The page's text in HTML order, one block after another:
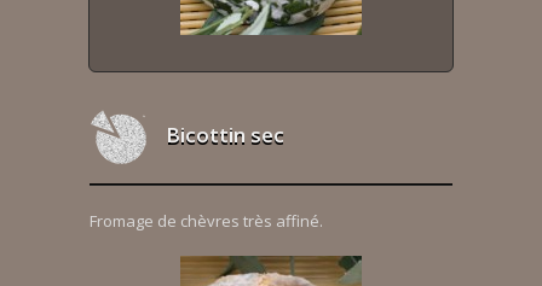
Bicottin sec
Fromage de chèvres très affiné.